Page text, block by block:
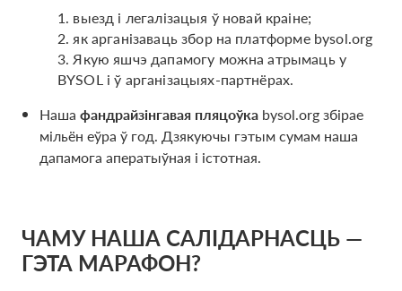
1. выезд і легалізацыя ў новай краіне;
2. як арганізаваць збор на платформе bysol.org
3. Якую яшчэ дапамогу можна атрымаць у
BYSOL і ў арганізацыях-партнёрах.
Наша фандрайзінгавая пляцоўка bysol.org збірае
мільён еўра ў год. Дзякуючы гэтым сумам наша
дапамога аператыўная і істотная.
ЧАМУ НАША САЛІДАРНАСЦЬ —
ГЭТА МАРАФОН?